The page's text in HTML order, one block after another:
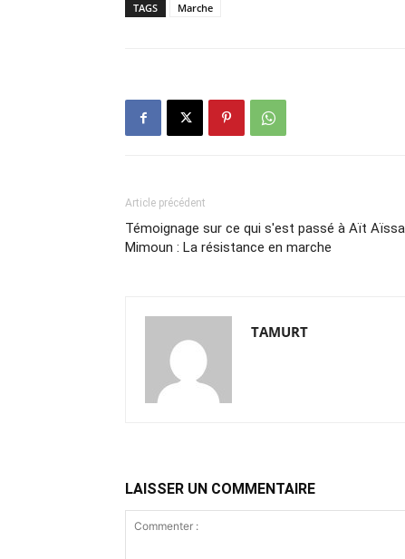
TAGS Marche
Article précédent
Témoignage sur ce qui s'est passé à Aït Aïssa
Mimoun : La résistance en marche
TAMURT
LAISSER UN COMMENTAIRE